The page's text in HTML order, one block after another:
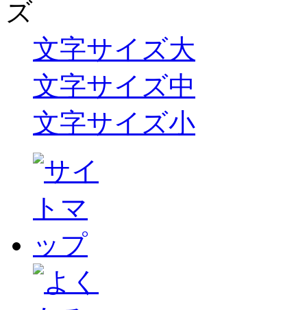
文字サイズ大
文字サイズ中
文字サイズ小